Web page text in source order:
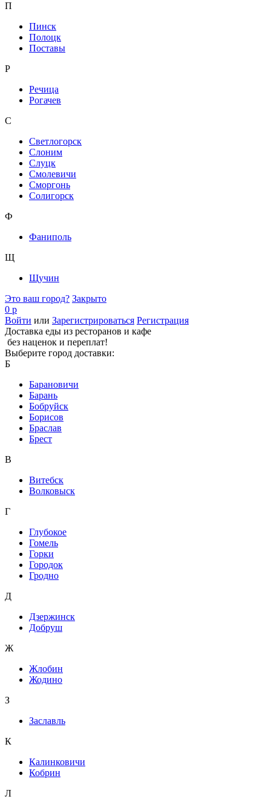
П
Пинск
Полоцк
Поставы
Р
Речица
Рогачев
С
Светлогорск
Слоним
Слуцк
Смолевичи
Сморгонь
Солигорск
Ф
Фаниполь
Щ
Щучин
Это ваш город? Закрыто
0 р
Войти или Зарегистрироваться Регистрация
Доставка еды из ресторанов и кафе
без наценок и переплат!
Выберите город доставки:
Б
Барановичи
Барань
Бобруйск
Борисов
Браслав
Брест
В
Витебск
Волковыск
Г
Глубокое
Гомель
Горки
Городок
Гродно
Д
Дзержинск
Добруш
Ж
Жлобин
Жодино
З
Заславль
К
Калинковичи
Кобрин
Л